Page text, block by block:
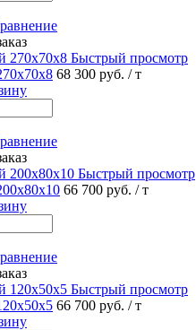
Быстрый просмотр
68 300 руб. / т
Быстрый просмотр
66 700 руб. / т
Быстрый просмотр
66 700 руб. / т